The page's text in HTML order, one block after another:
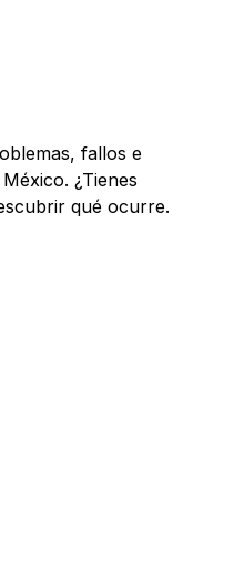
fallos e
¿Tienes
qué ocurre.